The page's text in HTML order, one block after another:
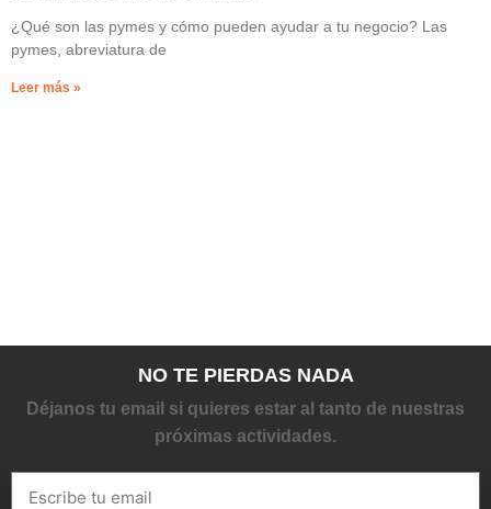
¿Qué son las pymes y cómo pueden ayudar a tu negocio? Las
pymes, abreviatura de
Leer más »
NO TE PIERDAS NADA
Déjanos tu email si quieres estar al tanto de nuestras
próximas actividades.